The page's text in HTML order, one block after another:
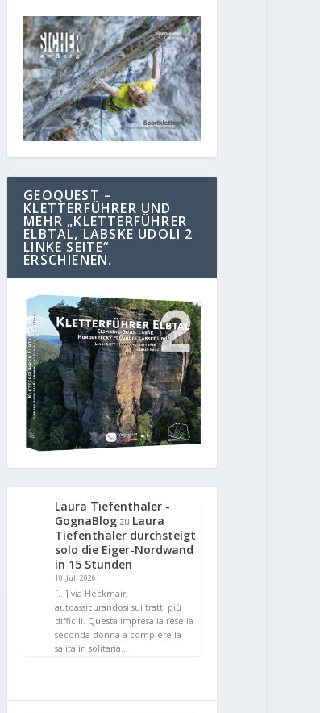
GEOQUEST –
KLETTERFÜHRER UND
MEHR „KLETTERFÜHRER
ELBTAL, LABSKE UDOLI 2
LINKE SEITE“
ERSCHIENEN.
Laura Tiefenthaler -
GognaBlog zu Laura
Tiefenthaler durchsteigt
solo die Eiger-Nordwand
in 15 Stunden
10. Juli 2026
[…] via Heckmair,
autoassicurandosi sui tratti più
difficili. Questa impresa la rese la
seconda donna a compiere la
salita in solitaria…